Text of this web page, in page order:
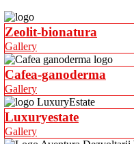
Zeolit-bionatura
Gallery
Cafea-ganoderma
Gallery
Luxuryestate
Gallery